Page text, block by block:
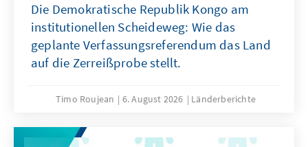
Die Demokratische Republik Kongo am
institutionellen Scheideweg: Wie das
geplante Verfassungsreferendum das Land
auf die Zerreißprobe stellt.
Timo Roujean 6. August 2026 Länderberichte